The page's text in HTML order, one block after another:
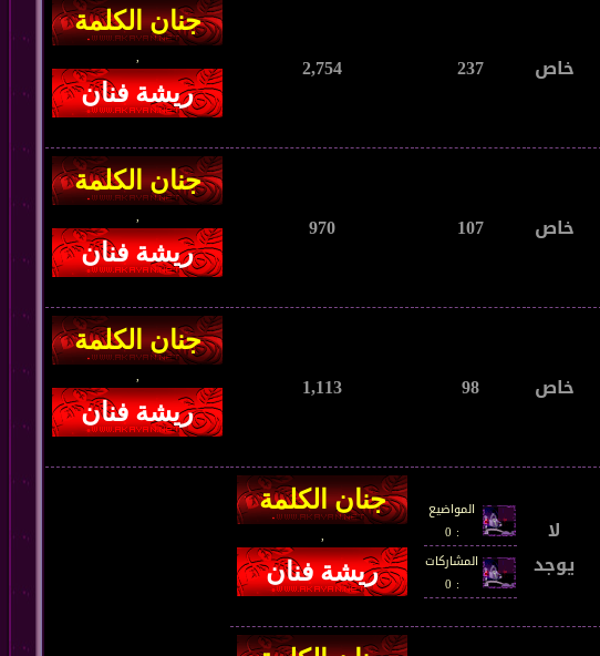
خاص 237
2,754
,
خاص 107
970
,
خاص 98
1,113
,
لا
يوجد
المواضيع
: 0
المشاركات
: 0
,